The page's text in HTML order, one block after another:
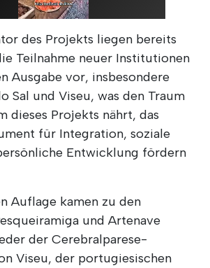
des Projekts liegen bereits
Teilnahme neuer Institutionen
Ausgabe vor, insbesondere
Sal und Viseu, was den Traum
dieses Projekts nährt, das
für Integration, soziale
Entwicklung fördern
Auflage kamen zu den
und Artenave
der Cerebralparese-
Viseu, der portugiesischen